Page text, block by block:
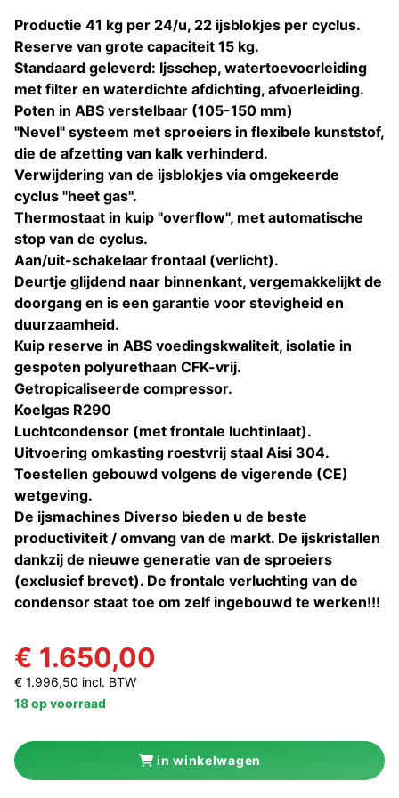
Productie 41 kg per 24/u, 22 ijsblokjes per cyclus.
Reserve van grote capaciteit 15 kg.
Standaard geleverd: Ijsschep, watertoevoerleiding
met filter en waterdichte afdichting, afvoerleiding.
Poten in ABS verstelbaar (105-150 mm)
"Nevel" systeem met sproeiers in flexibele kunststof,
die de afzetting van kalk verhinderd.
Verwijdering van de ijsblokjes via omgekeerde
cyclus "heet gas".
Thermostaat in kuip "overflow", met automatische
stop van de cyclus.
Aan/uit-schakelaar frontaal (verlicht).
Deurtje glijdend naar binnenkant, vergemakkelijkt de
doorgang en is een garantie voor stevigheid en
duurzaamheid.
Kuip reserve in ABS voedingskwaliteit, isolatie in
gespoten polyurethaan CFK-vrij.
Getropicaliseerde compressor.
Koelgas R290
Luchtcondensor (met frontale luchtinlaat).
Uitvoering omkasting roestvrij staal Aisi 304.
Toestellen gebouwd volgens de vigerende (CE)
wetgeving.
De ijsmachines Diverso bieden u de beste
productiviteit / omvang van de markt. De ijskristallen
dankzij de nieuwe generatie van de sproeiers
(exclusief brevet). De frontale verluchting van de
condensor staat toe om zelf ingebouwd te werken!!!
€ 1.650,00
€ 1.996,50 incl. BTW
18 op voorraad
in winkelwagen